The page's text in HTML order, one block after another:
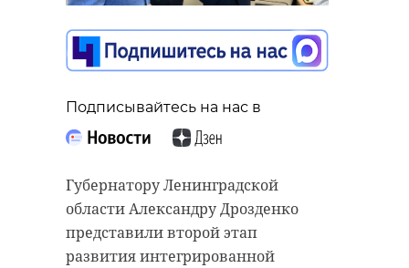
Подписывайтесь на нас в
Губернатору Ленинградской
области Александру Дрозденко
представили второй этап
развития интегрированной